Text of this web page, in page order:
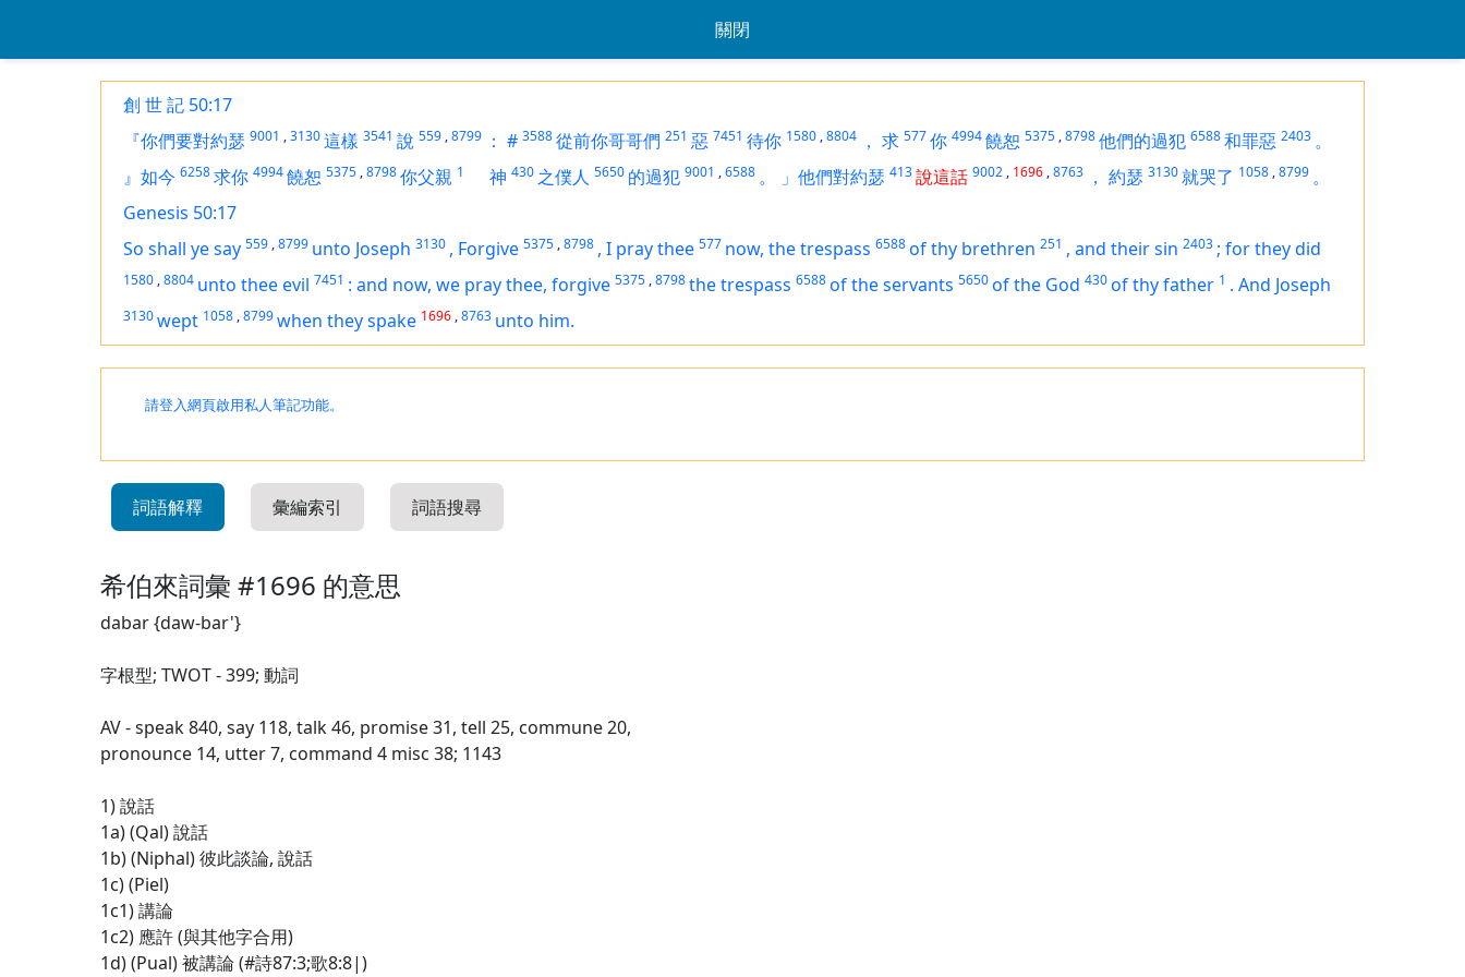
關閉
創 世 記 50:17
『你們要對約瑟 9001 ,3130這樣 3541 說 559 ,8799 ： # 3588從前你哥哥們 251 惡 7451 待你 1580 ,8804 ， 求 577你 4994饒恕 5375 ,8798他們的過犯 6588和罪惡 2403 。
』如今 6258求你 4994饒恕 5375 ,8798你父親 1 神 430 之僕人 5650 的過犯 9001 ,6588 。 」他們對約瑟 413說這話 9002 , 1696 ,8763 ， 約瑟 3130就哭了 1058 ,8799 。
Genesis 50:17
So shall ye say 559 ,8799 unto Joseph 3130 , Forgive 5375 ,8798 , I pray thee 577 now, the trespass 6588of thy brethren 251 , and their sin 2403 ; for they did
1580 ,8804 unto thee evil 7451 : and now, we pray thee, forgive 5375 ,8798the trespass 6588of the servants 5650of the God 430of thy father 1 . And Joseph
3130wept 1058 ,8799when they spake 1696 ,8763 unto him.
請登入網頁啟用私人筆記功能。
詞語解釋 彙編索引 詞語搜尋
希伯來詞彙 #1696 的意思
dabar {daw-bar'}
字根型; TWOT - 399; 動詞
AV - speak 840, say 118, talk 46, promise 31, tell 25, commune 20,
pronounce 14, utter 7, command 4 misc 38; 1143
1) 說話
1a) (Qal) 說話
1b) (Niphal) 彼此談論, 說話
1c) (Piel)
1c1) 講論
1c2) 應許 (與其他字合用)
1d) (Pual) 被講論 (#詩87:3;歌8:8|)